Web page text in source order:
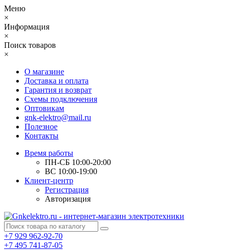
Меню
×
Информация
×
Поиск товаров
×
О магазине
Доставка и оплата
Гарантия и возврат
Схемы подключения
Оптовикам
gnk-elektro@mail.ru
Полезное
Контакты
Время работы
ПН-СБ 10:00-20:00
ВС 10:00-19:00
Клиент-центр
Регистрация
Авторизация
+7 929 962-92-70
+7 495 741-87-05